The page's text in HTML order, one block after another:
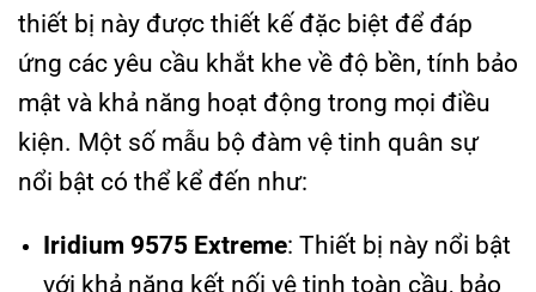
thiết bị này được thiết kế đặc biệt để đáp
ứng các yêu cầu khắt khe về độ bền, tính bảo
mật và khả năng hoạt động trong mọi điều
kiện. Một số mẫu bộ đàm vệ tinh quân sự
nổi bật có thể kể đến như:
Iridium 9575 Extreme: Thiết bị này nổi bật
với khả năng kết nối vệ tinh toàn cầu, bảo